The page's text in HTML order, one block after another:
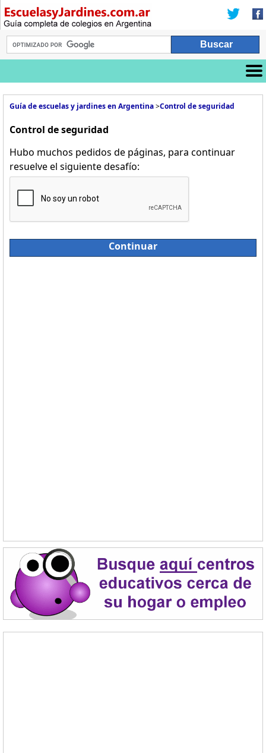
Guía de escuelas y jardines en Argentina>Control de seguridad
Control de seguridad
Hubo muchos pedidos de páginas, para continuar
resuelve el siguiente desafío:
Continuar